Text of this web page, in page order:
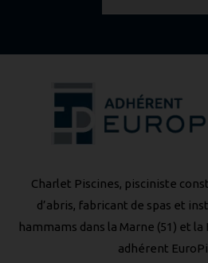
Charlet Piscines, pisciniste
d’abris, fabricant de spas et
hammams dans la Marne (51) et
adhérent